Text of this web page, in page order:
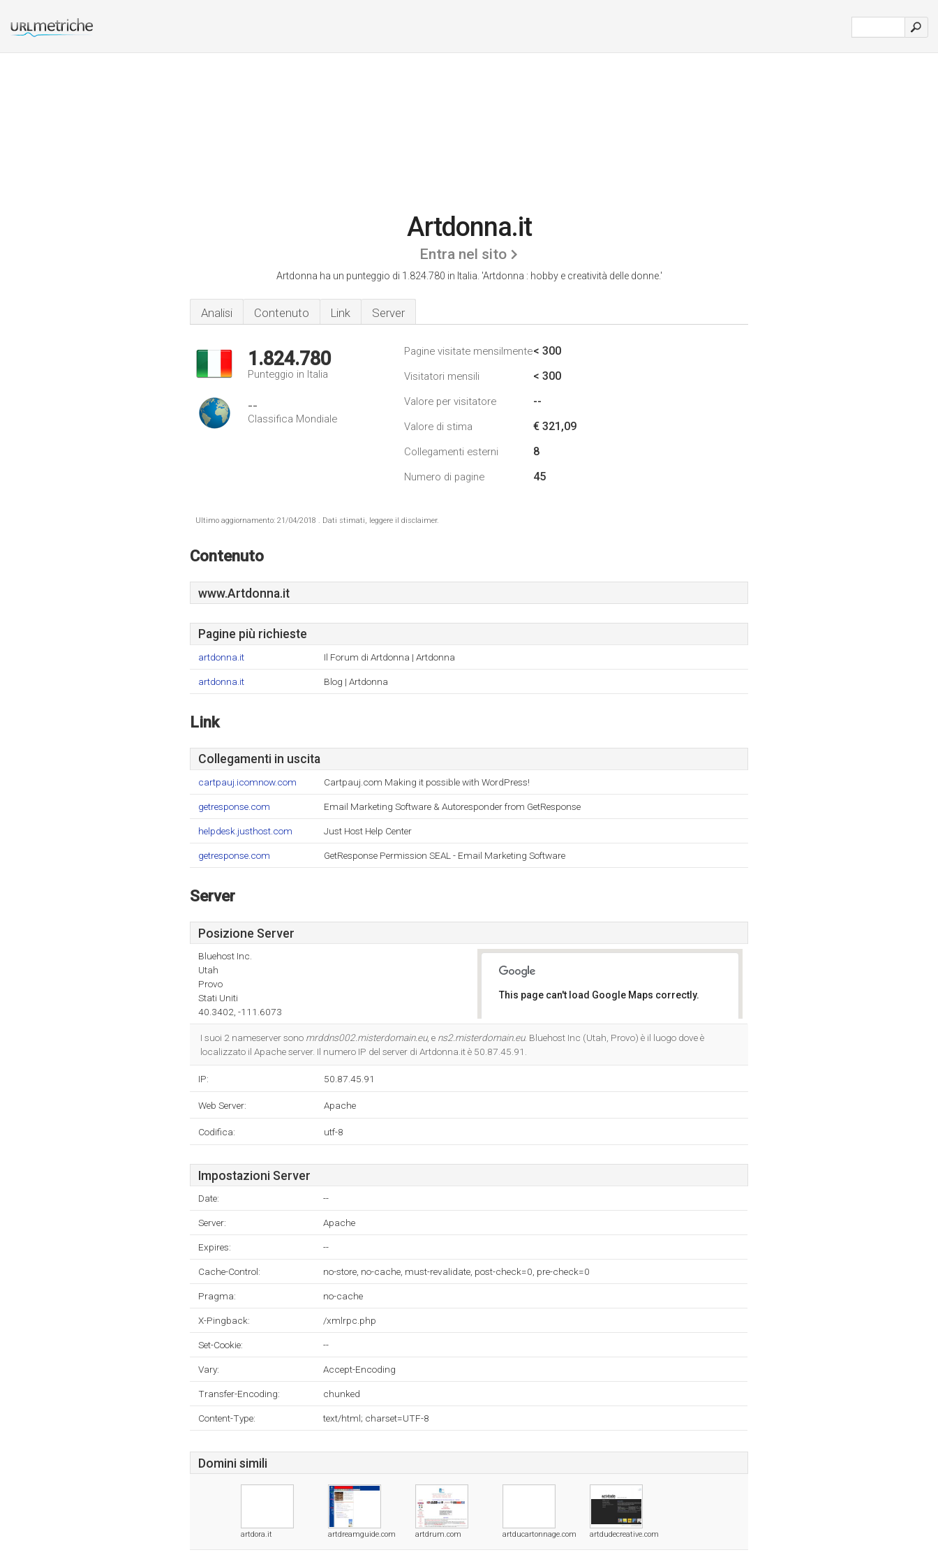
Artdonna.it
Entra nel sito
Artdonna ha un punteggio di 1.824.780 in Italia. 'Artdonna : hobby e creatività delle donne.'
Analisi Contenuto Link Server
1.824.780
Punteggio in Italia
--
Classifica Mondiale
Pagine visitate mensilmente< 300
Visitatori mensili < 300
Valore per visitatore --
Valore di stima € 321,09
Collegamenti esterni 8
Numero di pagine 45
Ultimo aggiornamento: 21/04/2018 . Dati stimati, leggere il disclaimer.
Contenuto
www.Artdonna.it
Pagine più richieste
artdonna.it Il Forum di Artdonna | Artdonna
artdonna.it Blog | Artdonna
Link
Collegamenti in uscita
cartpauj.icomnow.com Cartpauj.com Making it possible with WordPress!
getresponse.com Email Marketing Software & Autoresponder from GetResponse
helpdesk.justhost.com Just Host Help Center
getresponse.com GetResponse Permission SEAL - Email Marketing Software
Server
Posizione Server
Bluehost Inc.
Utah
Provo
Stati Uniti
40.3402, -111.6073
This page can't load Google Maps correctly.
I suoi 2 nameserver sono mrddns002.misterdomain.eu, e ns2.misterdomain.eu. Bluehost Inc (Utah, Provo) è il luogo dove è
localizzato il Apache server. Il numero IP del server di Artdonna.it è 50.87.45.91.
IP: 50.87.45.91
Web Server: Apache
Codifica: utf-8
Impostazioni Server
Date: --
Server: Apache
Expires: --
Cache-Control: no-store, no-cache, must-revalidate, post-check=0, pre-check=0
Pragma: no-cache
X-Pingback: /xmlrpc.php
Set-Cookie: --
Vary: Accept-Encoding
Transfer-Encoding: chunked
Content-Type: text/html; charset=UTF-8
Domini simili
artdora.it artdreamguide.com artdrum.com artducartonnage.com artdudecreative.com